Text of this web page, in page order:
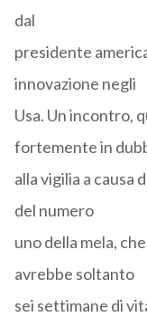
dal
presidente
innovazione negli
Usa. Un incontro,
fortemente in
alla vigilia a causa
del numero
uno della mela,
avrebbe soltanto
sei settimane di